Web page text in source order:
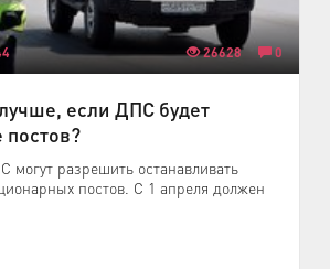
26628 0
если ДПС будет
постов?
могут разрешить останавливать
постов. С 1 апреля должен